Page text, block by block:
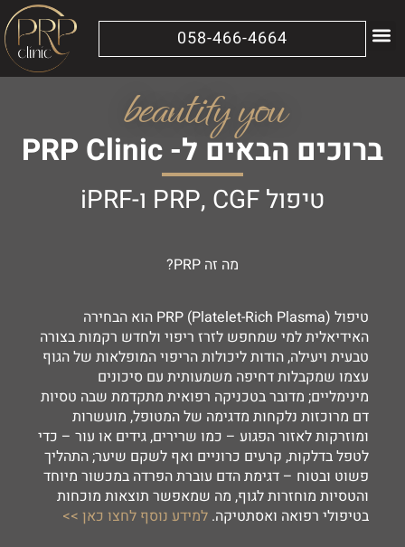
058-466-4664
beautify you
ברוכים הבאים ל- PRP Clinic
טיפול PRP, CGF ו-iPRF
מה זה PRP?
טיפול PRP (Platelet-Rich Plasma) הוא הבחירה
האידיאלית למי שמחפש לזרז ריפוי ולחדש רקמות בצורה
טבעית ויעילה, הודות ליכולות הריפוי המופלאות של הגוף
עצמו שמקבלות דחיפה משמעותית עם סיכונים
מינימליים; מדובר בטכניקה רפואית מתקדמת שבה טסיות
דם מרוכזות נלקחות מדגימה של המטופל, מועשרות
ומוזרקות לאזור הפגוע – כמו שרירים, גידים או עור – כדי
לטפל בדלקות, קרעים כרוניים ואף לשקם שיער; התהליך
פשוט ובטוח – דגימת הדם עוברת הפרדה במכשור מיוחד
והטסיות מוחזרות לגוף, מה שמאפשר תוצאות מוכחות
בטיפולי רפואה ואסתטיקה. למידע נוסף לחצו כאן >>